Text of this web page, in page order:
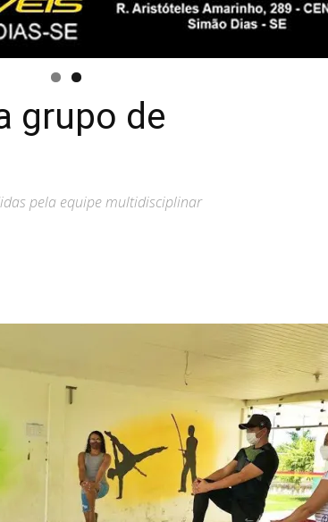
grupo de
pela equipe multidisciplinar